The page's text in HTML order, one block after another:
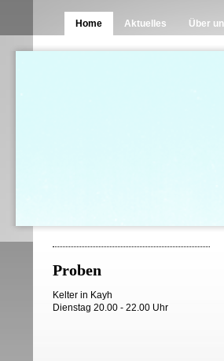
Home Aktuelles Über
Proben
Kelter in Kayh
Dienstag 20.00 - 22.00 Uhr